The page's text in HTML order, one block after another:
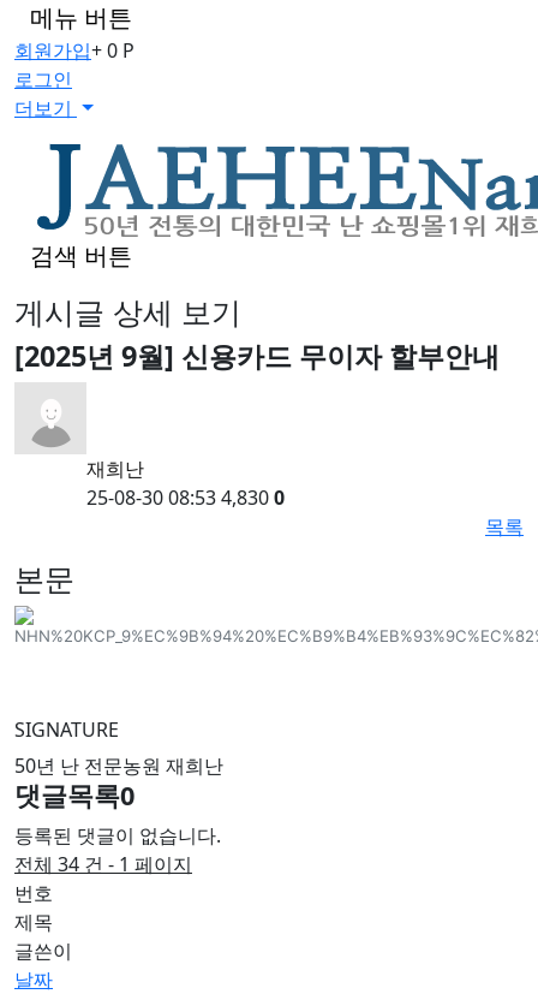
메뉴 버튼
회원가입+ 0 P
로그인
더보기
검색 버튼
게시글 상세 보기
[2025년 9월] 신용카드 무이자 할부안내
재희난
25-08-30 08:534,8300
목록
본문
SIGNATURE
50년 난 전문농원 재희난
댓글목록0
등록된 댓글이 없습니다.
전체 34 건 - 1 페이지
번호
제목
글쓴이
날짜